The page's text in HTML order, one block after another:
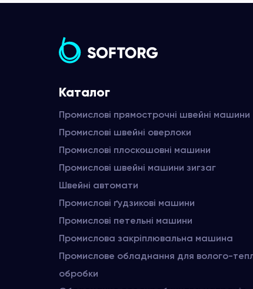
Каталог
Промислові прямострочні швейні машини
Промислові швейні оверлоки
Промислові плоскошовні машини
Промислові швейні машини зигзаг
Швейні автомати
Промислові ґудзикові машини
Промислові петельні машини
Промислова закріплювальна машина
Промислове обладнання для волого-
обробки